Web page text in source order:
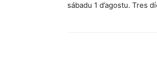
sábadu 1 d’agostu. Tres